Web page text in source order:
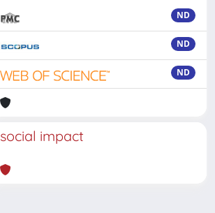
ND
ND
ND
social impact